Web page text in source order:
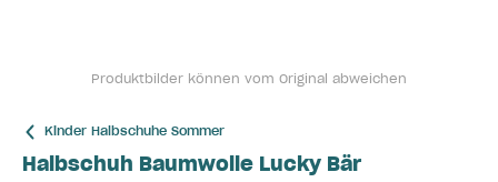
Produktbilder können vom Original abweichen
Kinder Halbschuhe Sommer
Halbschuh Baumwolle Lucky Bär